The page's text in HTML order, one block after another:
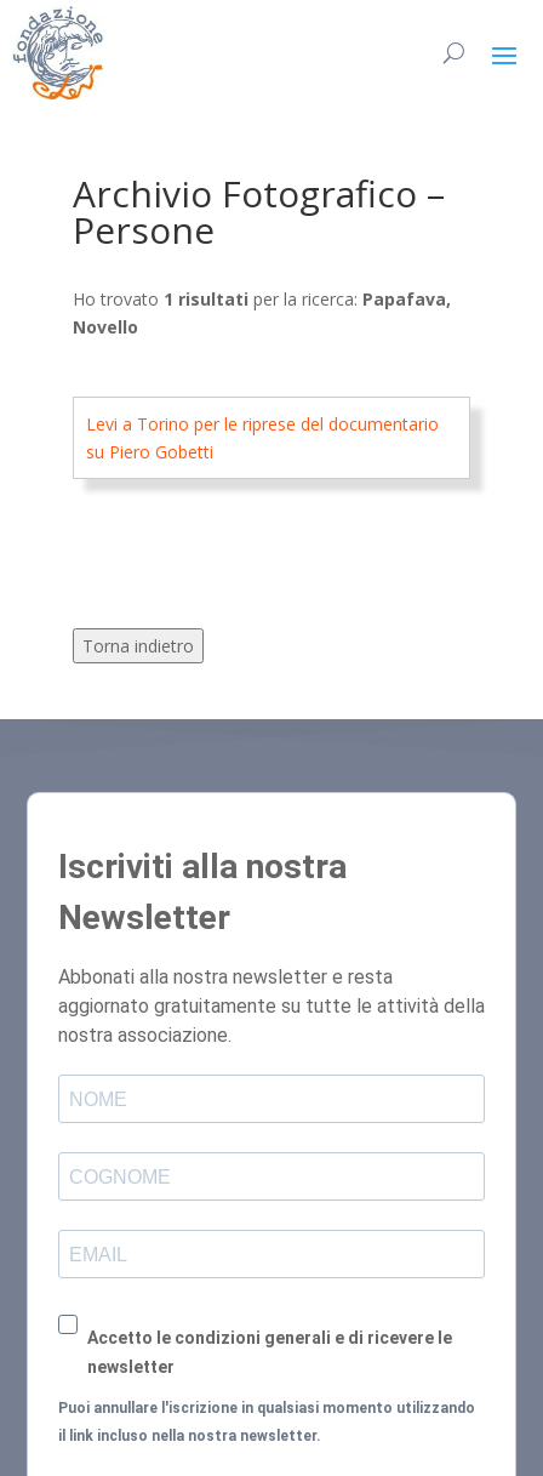
Archivio Fotografico –
Persone
Ho trovato 1 risultati per la ricerca: Papafava,
Novello
Levi a Torino per le riprese del documentario
su Piero Gobetti
Torna indietro
Iscriviti alla nostra
Newsletter
Abbonati alla nostra newsletter e resta
aggiornato gratuitamente su tutte le attività della
nostra associazione.
Accetto le condizioni generali e di ricevere le
newsletter
Puoi annullare l'iscrizione in qualsiasi momento utilizzando
il link incluso nella nostra newsletter.